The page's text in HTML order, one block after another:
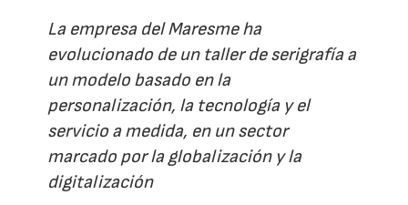
La empresa del Maresme ha
evolucionado de un taller de serigrafía a
un modelo basado en la
personalización, la tecnología y el
servicio a medida, en un sector
marcado por la globalización y la
digitalización